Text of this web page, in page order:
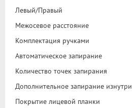
Левый/Правый
Межосевое расстояние
Комплектация ручками
Автоматическое запирание
Количество точек запирания
Дополнительное запирание изнутри
Покрытие лицевой планки